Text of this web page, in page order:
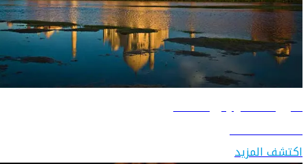
دليل السفر إلى الهند
اكتشف الهند
اكتشف المزيد